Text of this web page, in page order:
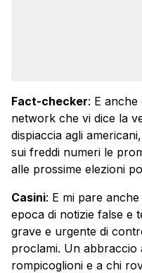
Fact-checker: E anche
network che vi dice la
dispiaccia agli
sui freddi numeri le
alle prossime elezioni
Casini: E mi pare
epoca di notizie false e
grave e urgente di
proclami. Un abbraccio
rompicoglioni e a chi